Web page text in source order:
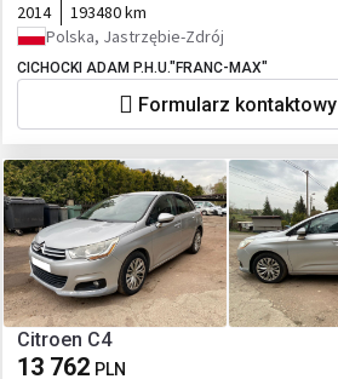
2014
193480 km
Polska, Jastrzębie-Zdrój
CICHOCKI ADAM P.H.U."FRANC-MAX"
Formularz kontaktowy
Citroen C4
13 762 PLN